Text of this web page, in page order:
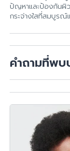
ปัญหาและป้องกันผิ
กระจ่างใสที่สมบูร
คำถามที่พบ
ฝ้าหายขาดได้ไ
โดยทั่วไปฝ้ามักเ
มากกว่าหายถาว
สำคัญมาก
ทำไมทากันแ
สาเหตุพบบ่อยคื
สะสม ระคายเคื
จุดด่างดำจาก